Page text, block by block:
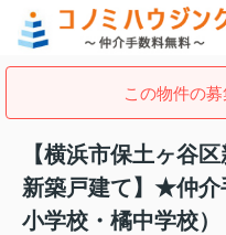
この物件の募
【横浜市保土ヶ谷
新築戸建て】★仲
小学校・橘中学校）